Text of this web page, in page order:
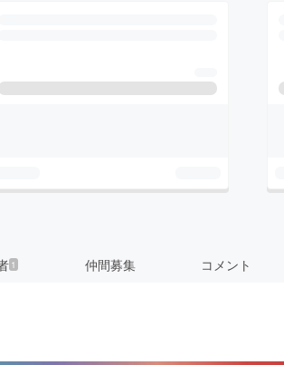
1 仲間募集 コメント